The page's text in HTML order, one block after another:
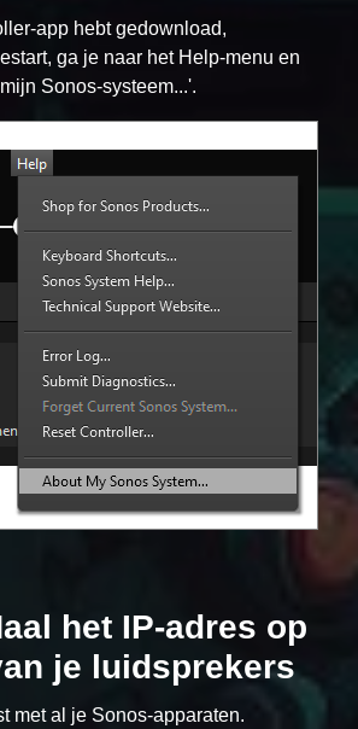
app hebt gedownload,
ga je naar het Help-menu en
Sonos-systeem...'.
het IP-adres op
je luidsprekers
met al je Sonos-apparaten.